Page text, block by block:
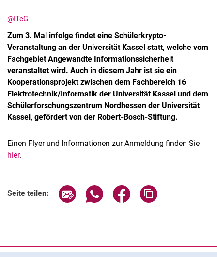
@ITeG
Zum 3. Mal infolge findet eine Schülerkrypto-
Veranstaltung an der Universität Kassel statt, welche vom
Fachgebiet Angewandte Informationssicherheit
veranstaltet wird. Auch in diesem Jahr ist sie ein
Kooperationsprojekt zwischen dem Fachbereich 16
Elektrotechnik/Informatik der Universität Kassel und dem
Schülerforschungszentrum Nordhessen der Universität
Kassel, gefördert von der Robert-Bosch-Stiftung.
Einen Flyer und Informationen zur Anmeldung finden Sie
hier.
Seite teilen: Seite über E-Mail teilen
Seite über WhatsApp teilen
Seite über Facebook